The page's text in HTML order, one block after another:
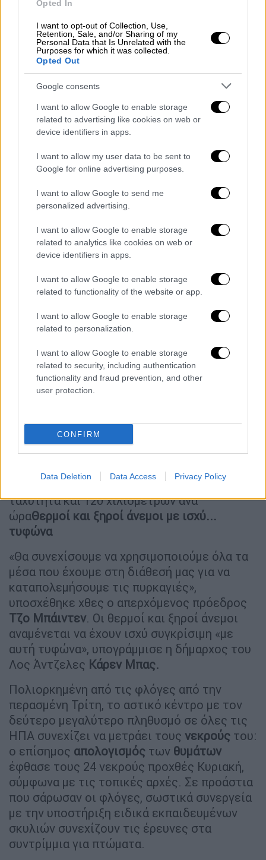
Opted In
I want to opt-out of Collection, Use,
Retention, Sale, and/or Sharing of my
Personal Data that Is Unrelated with the
Purposes for which it was collected.
Opted Out
Google consents
I want to allow Google to enable storage
related to advertising like cookies on web or
device identifiers in apps.
I want to allow my user data to be sent to
Google for online advertising purposes.
I want to allow Google to send me
personalized advertising.
I want to allow Google to enable storage
related to analytics like cookies on web or
device identifiers in apps.
I want to allow Google to enable storage
related to functionality of the website or app.
I want to allow Google to enable storage
related to personalization.
I want to allow Google to enable storage
related to security, including authentication
functionality and fraud prevention, and other
user protection.
CONFIRM
Data Deletion Data Access Privacy Policy
που είναι επιρρεπές στην πυρκαγιά, για να
σταματήσει την εξάπλωση των φλογών στην
περιοχή αυτή.
Λος Άντζελες: Θεριεύει ο φόβος για
εξάπλωση της φωτιάς - Μπροστά σε
νέο κίνδυνο αναζωπύρωσης
Σχεδόνμια εβδομάδααφότου οι λόφοι στα
περίχωρά του πήρανφωτιά, τοΛος Άντζελες
και θαεξαπλώσουντιςφλόγεςκι ότι θα
υπάρξουν νέες εστίες.
«Όχι μόνο αυτές οιακραίεςκαιεπικίνδυνες
συνθήκεςπεριπλέκουν μεγάλο μέρος του
αγώνα εναντίον των
εστιών φωτιάς», προειδοποίησαν χθες
Δευτέρα οιΑμερικανοί μετεωρολόγοι.
συνθήκες στην περιοχή τουΛος Άντζελες
«ευνοούν σε ακραίο βαθμό» τις πυρκαγιές
και ήδη πνέουν εκεί ριπαίοι άνεμοι με
ταχύτητα και 120 χιλιομέτρων ανά
ώραΘερμοί και ξηροί άνεμοι με ισχύ...
τυφώνα
«Θα συνεχίσουμε να χρησιμοποιούμε όλα τα
μέσα που έχουμε στη διάθεσή μας για να
καταπολεμήσουμε τις πυρκαγιές»,
υποσχέθηκε χθες ο απερχόμενος πρόεδρος
Τζο Μπάιντεν. Οι θερμοί και ξηροί άνεμοι
αναμένεται να έχουν ισχύ συγκρίσιμη «με
αυτή τυφώνα», υπογράμμισε η δήμαρχος του
Λος Άντζελες Κάρεν Μπας.
Πολιορκημένη από τις φλόγες από την
περασμένη Τρίτη, το αστικό κέντρο με τον
δεύτερο μεγαλύτερο πληθυσμό σε όλες τις
ΗΠΑ συνεχίζει να μετράει τους νεκρούς του:
ο επίσημος απολογισμός των θυμάτων
έφθασε τους 24 νεκρούς προχθές Κυριακή,
σύμφωνα με τις τοπικές αρχές. Σε προάστια
που σάρωσαν οι φλόγες, σωστικά συνεργεία
με την υποστήριξη ειδικά εκπαιδευμένων
σκυλιών συνεχίζουν τις έρευνες στα
συντρίμμια για πτώματα.